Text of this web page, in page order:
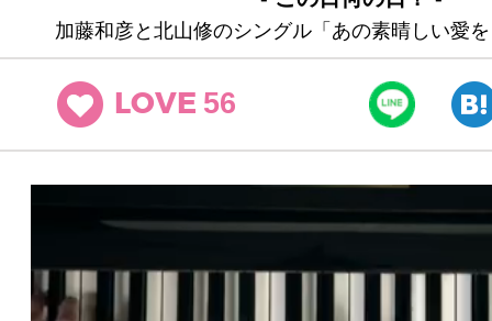
加藤和彦と北山修のシングル「あの素晴しい愛
LOVE 56